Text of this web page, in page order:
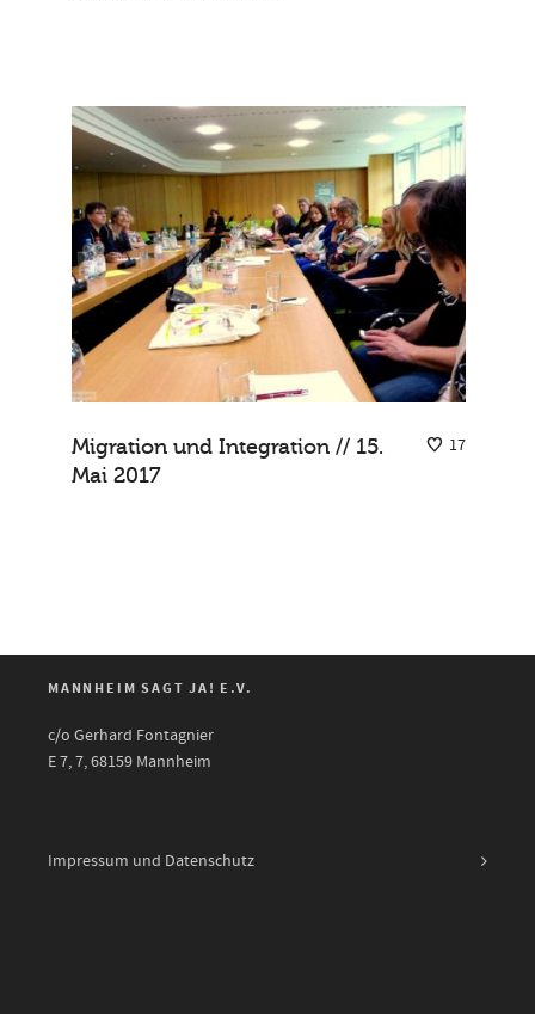
17
Migration und Integration // 15.
Mai 2017
MANNHEIM SAGT JA! E.V.
c/o Gerhard Fontagnier
E 7, 7, 68159 Mannheim
Impressum und Datenschutz